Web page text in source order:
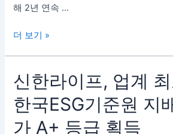
해 2년 연속 …
더 보기 »
신한라이프, 업계
한국ESG기준원 지
가 A+ 등급 획득
신
한
라
이
프,